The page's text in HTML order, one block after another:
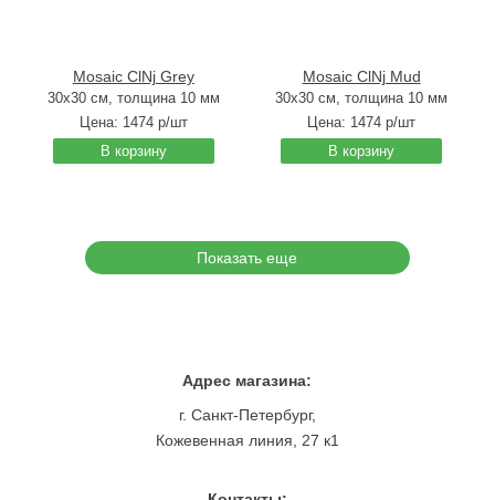
Mosaic ClNj Grey
30x30 см, толщина 10 мм
Цена: 1474р/шт
В корзину
Mosaic ClNj Mud
30x30 см, толщина 10 мм
Цена: 1474 р/шт
В корзину
Показать еще
Адрес магазина:
г. Санкт-Петербург,
Кожевенная линия, 27 к1